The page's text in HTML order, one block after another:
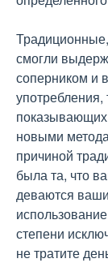
смогли
соперником и
показывающих
новыми
причиной
была та, что
деваются
степени
не тратите